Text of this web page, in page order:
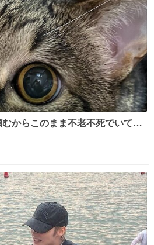
からこのまま不老不死でいてく
間の家族が死に絶えて猫だけこ
どいことはできない…と思って
ろうなと思ったのでやっぱり猫